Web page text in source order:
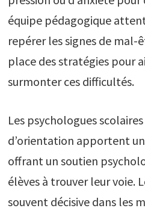
équipe pédagogique
repérer les signes de
place des stratégies pour
surmonter ces difficultés.
Les psychologues
d’orientation apportent
offrant un soutien
élèves à trouver leur voie.
souvent décisive dans les